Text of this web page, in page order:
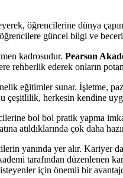
öğrencilerine dünya
güncel bilgi ve
kadrosudur. Pearson
rehberlik ederek onların
eğitimler sunar. İşletme,
çeşitlilik, herkesin kendine
bol bol pratik yapma
atıldıklarında çok daha
yanında yer alır. Kariyer
tarafından düzenlenen
için önemli bir